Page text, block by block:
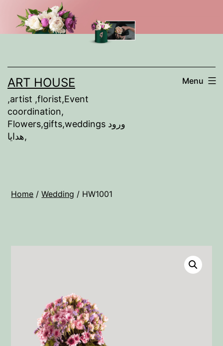
ART HOUSE
,artist ,florist,Event
coordination,
Flowers,gifts,weddings ورود
,هدايا
Menu
Home /Wedding / HW1001